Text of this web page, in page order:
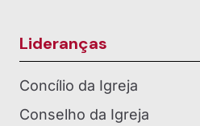
Lideranças
Concílio da Igreja
Conselho da Igreja